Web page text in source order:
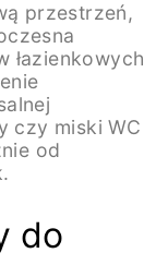
przestrzeń,
łazienkowych
czy miski WC
od
do